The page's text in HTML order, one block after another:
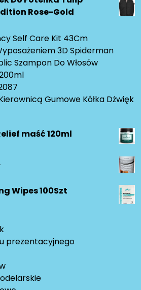
Rose-Gold
Self Care Kit 43Cm
3D Spiderman
Szampon Do Włosów
Gumowe Kółka Dżwięk
maść 120ml
Wipes 100Szt
prezentacyjnego